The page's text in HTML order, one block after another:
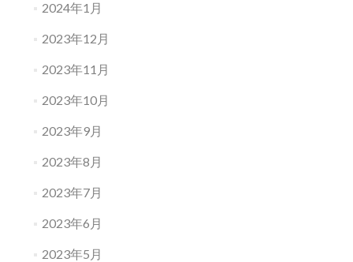
2024年1月
2023年12月
2023年11月
2023年10月
2023年9月
2023年8月
2023年7月
2023年6月
2023年5月